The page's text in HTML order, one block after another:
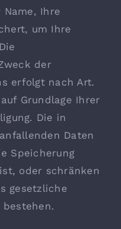
Ihre
um Ihre
der
erfolgt nach Art.
Grundlage Ihrer
Die in
Daten
Speicherung
oder schränken
gesetzliche